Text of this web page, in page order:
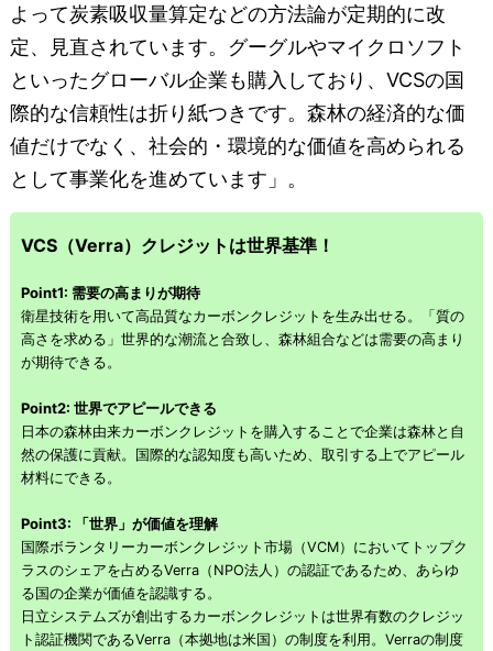
よって炭素吸収量算定などの方法論が定期的に改
定、見直されています。グーグルやマイクロソフト
といったグローバル企業も購入しており、VCSの国
際的な信頼性は折り紙つきです。森林の経済的な価
値だけでなく、社会的・環境的な価値を高められる
として事業化を進めています」。
VCS（Verra）クレジットは世界基準！
Point1: 需要の高まりが期待
衛星技術を用いて高品質なカーボンクレジットを生み出せる。「質の
高さを求める」世界的な潮流と合致し、森林組合などは需要の高まり
が期待できる。
Point2: 世界でアピールできる
日本の森林由来カーボンクレジットを購入することで企業は森林と自
然の保護に貢献。国際的な認知度も高いため、取引する上でアピール
材料にできる。
Point3: 「世界」が価値を理解
国際ボランタリーカーボンクレジット市場（VCM）においてトップク
ラスのシェアを占めるVerra（NPO法人）の認証であるため、あらゆ
る国の企業が価値を認識する。
日立システムズが創出するカーボンクレジットは世界有数のクレジッ
ト認証機関であるVerra（本拠地は米国）の制度を利用。Verraの制度